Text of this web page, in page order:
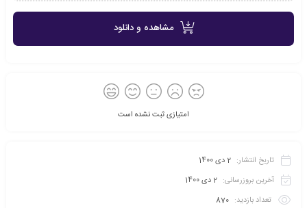
مشاهده و دانلود
امتیازی ثبت نشده است
تاریخ انتشار: 2 دی 1400
آخرین بروزرسانی: 2 دی 1400
تعداد بازدید: 870